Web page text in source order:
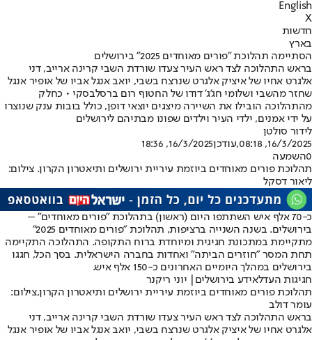
English
X
חדשות
בארץ
הסתיימה תהלוכת "פורים מאוחדים 2025" בירושלים
בראש התהלוכה לצד ראש העיר צעדו שורדת השבי קרינה ארייב, דני
אלגרט אחיו של איציק אלגרט שנרצח בשבי, יואב אנגל אביו של אופיר אנגל
שחזר מהשבי ושלומי חג'ג' דודו של החטוף רום ברסלבסקי • כחלק
מהתהלוכה הובילו את השיירה מיצגים יוצאי דופן, כולל בובות ענק שנוצרו
על ידי אמנים, ילדי העיר וילדים שפונו מבתיהם לירושלים
לידור סולטן
16/3/2025, 08:18
,עודכן16/3/2025, 18:36
0השמעה
תהלוכת פורים מאוחדים ביוזמת עיריית ירושלים ותיאטרון הקרון. צילום:
ליאור דסקל
כ-70 אלף איש השתתפו היום (ראשון) בתהלוכת "פורים מאוחדים" –
בירושלים. בשנה השנייה ברציפות, תהלוכת "פורים מאוחדים 2025"
מתקיימת במתכונת חגיגית ומיוחדת ברוח התקופה. התהלוכה התקיימה
תחת המסר "חוזרים הביתה" ואחדות בחברה הישראלית. בסך הכל, חגגו
בירושלים במהלך היומיים האחרונים כ-150 אלף איש.
חגיגות העדלאידע בירושלים| יוני ריקנר
תהלוכת פורים מאוחדים ביוזמת עיריית ירושלים ותיאטרון הקרון,צילום:
עומר דולב
בראש התהלוכה לצד ראש העיר צעדו שורדת השבי קרינה ארייב, דני
אלגרט אחיו של איציק אלגרט שנרצח בשבי, יואב אנגל אביו של אופיר אנגל